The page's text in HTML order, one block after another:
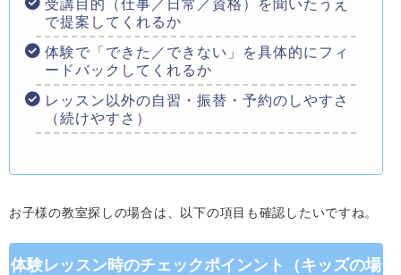
受講目的（仕事／日常／資格）を聞いたうえ
で提案してくれるか
体験で「できた／できない」を具体的にフィ
ードバックしてくれるか
レッスン以外の自習・振替・予約のしやすさ
（続けやすさ）
お子様の教室探しの場合は、以下の項目も確認したいですね。
体験レッスン時のチェックポインント（キッズの場